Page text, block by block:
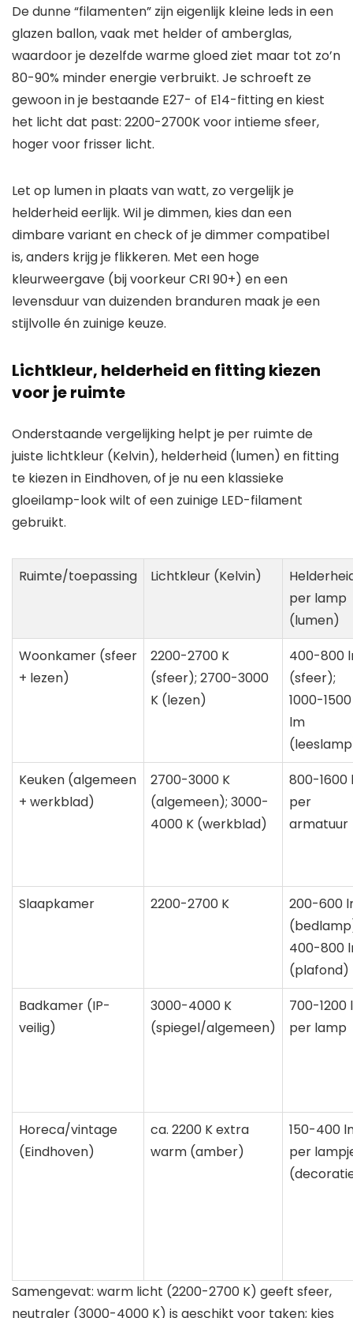
De dunne “filamenten” zijn eigenlijk kleine leds in een
glazen ballon, vaak met helder of amberglas,
waardoor je dezelfde warme gloed ziet maar tot zo’n
80-90% minder energie verbruikt. Je schroeft ze
gewoon in je bestaande E27- of E14-fitting en kiest
het licht dat past: 2200-2700K voor intieme sfeer,
hoger voor frisser licht.
Let op lumen in plaats van watt, zo vergelijk je
helderheid eerlijk. Wil je dimmen, kies dan een
dimbare variant en check of je dimmer compatibel
is, anders krijg je flikkeren. Met een hoge
kleurweergave (bij voorkeur CRI 90+) en een
levensduur van duizenden branduren maak je een
stijlvolle én zuinige keuze.
Lichtkleur, helderheid en fitting kiezen
voor je ruimte
Onderstaande vergelijking helpt je per ruimte de
juiste lichtkleur (Kelvin), helderheid (lumen) en fitting
te kiezen in Eindhoven, of je nu een klassieke
gloeilamp-look wilt of een zuinige LED-filament
gebruikt.
Ruimte/toepassing Lichtkleur (Kelvin)
per lamp
(lumen)
Woonkamer (sfeer
+ lezen)
2200-2700 K
(sfeer); 2700-3000
K (lezen)
400-800
(sfeer);
1000-1500
lm
Keuken (algemeen
+ werkblad)
2700-3000 K
(algemeen); 3000-
4000 K (werkblad)
800-1600
per
armatuur
Slaapkamer 2200-2700 K
200-600
400-800
(plafond)
Badkamer (IP-
veilig)
3000-4000 K
(spiegel/algemeen)
700-1200
per lamp
Horeca/vintage
(Eindhoven)
ca. 2200 K extra
warm (amber)
150-400
per
Samengevat: warm licht (2200-2700 K) geeft sfeer,
neutraler (3000-4000 K) is geschikt voor taken; kies